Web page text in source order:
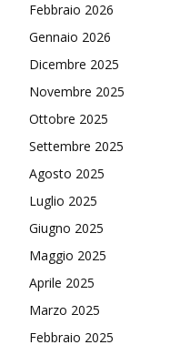
Febbraio 2026
Gennaio 2026
Dicembre 2025
Novembre 2025
Ottobre 2025
Settembre 2025
Agosto 2025
Luglio 2025
Giugno 2025
Maggio 2025
Aprile 2025
Marzo 2025
Febbraio 2025